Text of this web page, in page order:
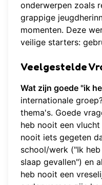
onderwerpen zoals
grappige
momenten. Deze
veilige starters:
Veelgestelde
Wat zijn goede "ik
internationale
thema's. Goede
heb nooit een
nooit iets gegeten
school/werk ("Ik
slaap gevallen") en
heb nooit een